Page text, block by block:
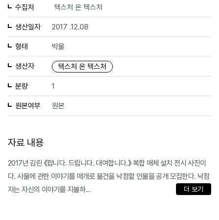
수집처 텍스처 온 텍스처
생산일자 2017 .12.08
형태 박물
생산자 텍스처 온 텍스처
분량 1
원본여부 원본
자료 내용
2017년 김린 《팝니다. 드립니다. 대여합니다.》 복합 매체 설치 전시 사진이
다. 사물에 관한 이야기를 매개로 물건을 낙점할 인물을 공개 모집한다. 낙점
자는 자신의 이야기를 지불하...
더 보기